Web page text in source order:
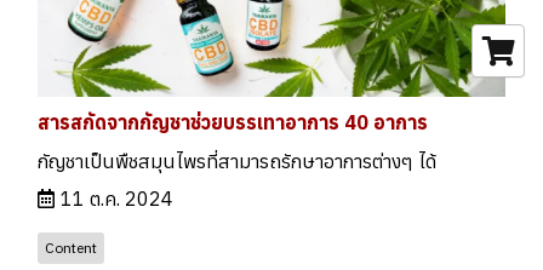
สารสกัดจากกัญชาช่วยบรรเทาอาการ 40 อาการ
กัญชาเป็นพืชสมุนไพรที่สามารถรักษาอาการต่างๆ ได้
11 ต.ค. 2024
Content